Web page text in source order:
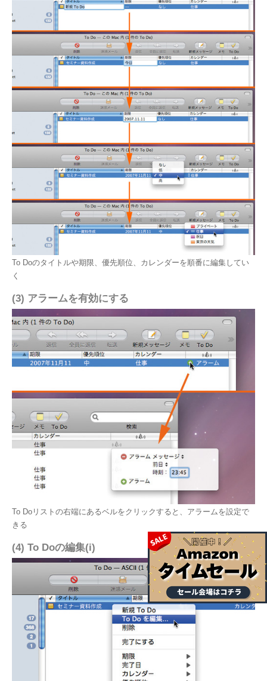
To Doのタイトルや期限、優先順位、カレンダーを順番に編集してい
く
(3) アラームを有効にする
To Doリストの右端にあるベルをクリックすると、アラームを設定で
きる
(4) To Doの編集(i)